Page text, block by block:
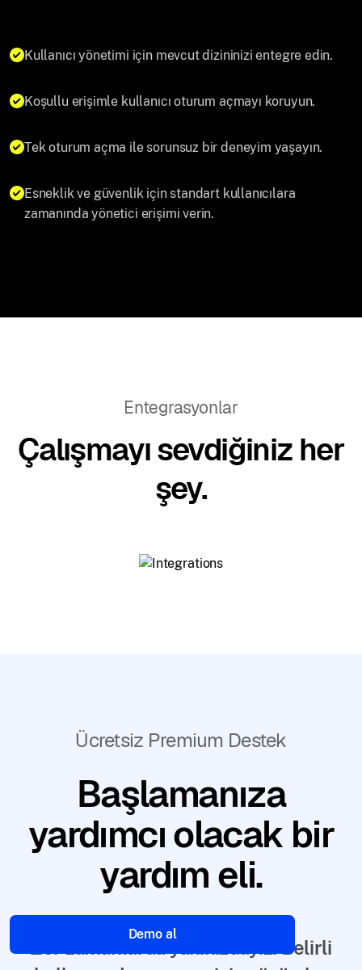
Kullanıcı yönetimi için mevcut dizininizi entegre edin.
Koşullu erişimle kullanıcı oturum açmayı koruyun.
Tek oturum açma ile sorunsuz bir deneyim yaşayın.
Esneklik ve güvenlik için standart kullanıcılara
zamanında yönetici erişimi verin.
Entegrasyonlar
Çalışmayı sevdiğiniz her
şey.
Ücretsiz Premium Destek
Başlamanıza
yardımcı olacak bir
yardım eli.
Zor zamanlarda yanınızdayız. Belirli
Demo al